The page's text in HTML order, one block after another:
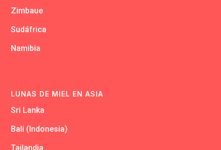
Zimbaue
Sudáfrica
Namibia
LUNAS DE MIEL EN ASIA
Sri Lanka
Bali (Indonesia)
Tailandia